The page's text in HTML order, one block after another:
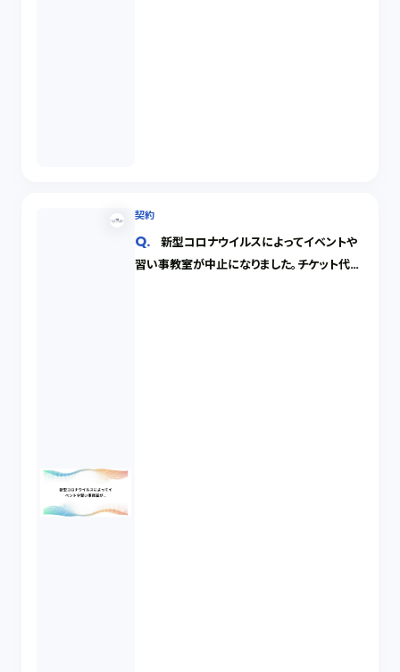
契約
新型コロナウイルスによってイベントや
習い事教室が中止になりました。チケット代金